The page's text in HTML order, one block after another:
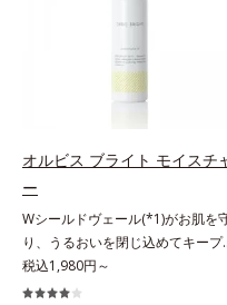
オルビス内スキンケアシリーズの保
湿力*3 年齢に応じたお手入れの
と*4 剥がれずに肌に蓄積した古
角層*5 乾燥による*6 洗浄によ
る物理的効果*7 うるおいによる
*8 乾燥、ハリ・ツヤのなさ*9
保湿成分*10 ロニセラカエルレア
果汁、ノバラエキス配合＝うるお
を与えハリと透明感に満ちた肌へ
く保湿成分*11 メマツヨイグサ抽
出液、スイカズラエキス配合＝角層
ップ。美白(*1)と保湿の両方にアプ
ローチする「トラネキサム酸-
SG(*3)」、肌荒れや日焼けによる肌
のほてりを予防する「グリチルリチ
ン酸ジカリウム(*4)」など、たっぷ
りの保湿成分が浸透しやすい肌環
を叶えます。はじめはピタッと密着
するテクスチャーは、肌になじむ
とにもっちり質感に、最後はなめ
かな水膜へと3変化。普段の保湿液
をこのジェルにおきかえて塗って眠
オルビス ブライト モイスチ
ー
Wシールドヴェール(*1)がお肌を
り、うるおいを閉じ込めてキープ
る美白(*2)保湿液。業界初(*3)知見
「メラニンの第三のルート」である
税込1,980円～